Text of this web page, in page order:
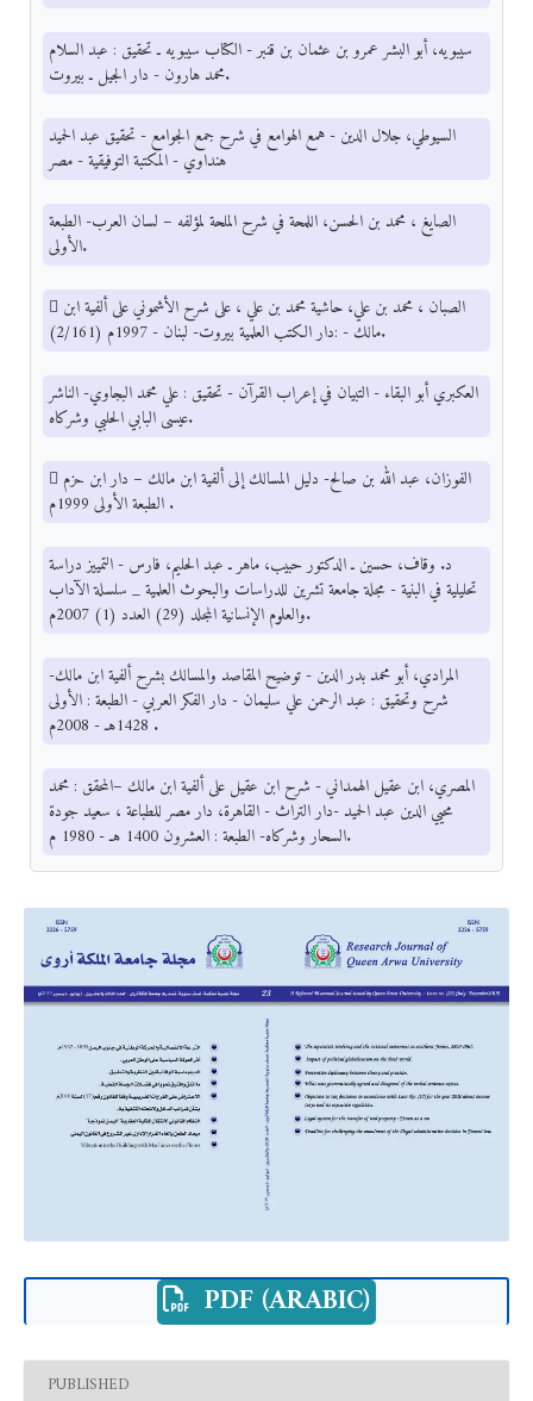
سيبويه، أبو البشر عمرو بن عثمان بن قنبر - الكتاب سيبويه ـ تحقيق : عبد السلام
محمد هارون - دار الجيل ـ بيروت.
السيوطي، جلال الدين - همع الهوامع في شرح جمع الجوامع - تحقيق عبد الحميد
هنداوي - المكتبة التوفيقية - مصر
الصايغ ، محمد بن الحسن، اللمحة في شرح الملحة لمؤلفه – لسان العرب- الطبعة
الأولى.
 الصبان ، محمد بن علي، حاشية محمد بن علي ، على شرح الأشموني على ألفية ابن
مالك - :دار الكتب العلمية بيروت- لبنان - 1997م (2/161).
العكبري أبو البقاء - التبيان في إعراب القرآن - تحقيق : علي محمد البجاوي- الناشر
عيسى البابي الحلبي وشركاه.
 الفوزان، عبد الله بن صالح- دليل المسالك إلى ألفية ابن مالك – دار ابن حزم
الطبعة الأولى 1999م .
د. وقاف، حسين ـ الدكتور حبيب، ماهر ـ عبد الحليم، فارس - التمييز دراسة
تحليلية في البنية - مجلة جامعة تشرين للدراسات والبحوث العلمية _ سلسلة الآداب
والعلوم الإنسانية المجلد (29) العدد (1) 2007م.
المرادي، أبو محمد بدر الدين - توضيح المقاصد والمسالك بشرح ألفية ابن مالك-
شرح وتحقيق : عبد الرحمن علي سليمان - دار الفكر العربي - الطبعة : الأولى
1428هـ - 2008م .
المصري، ابن عقيل الهمداني - شرح ابن عقيل على ألفية ابن مالك –المحقق : محمد
محيي الدين عبد الحميد -دار التراث - القاهرة، دار مصر للطباعة ، سعيد جودة
السحار وشركاه- الطبعة : العشرون 1400 هـ - 1980 م.
PDF (ARABIC)
PUBLISHED